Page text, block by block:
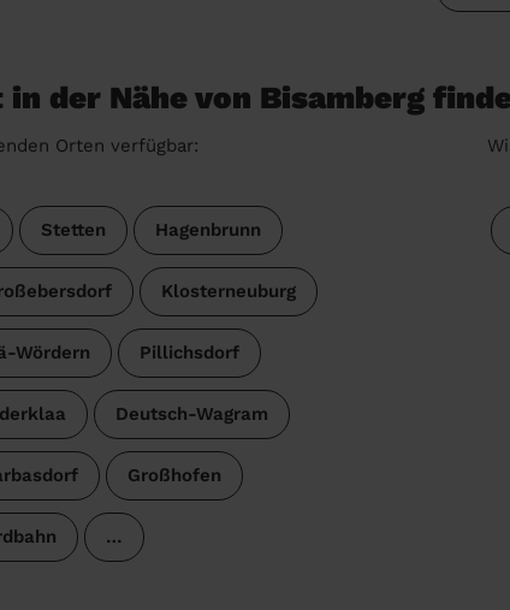
der Nähe von Bisamberg
Orten verfügbar:
Stetten Hagenbrunn
Klosterneuburg
Wördern Pillichsdorf
Deutsch-Wagram
Großhofen
…